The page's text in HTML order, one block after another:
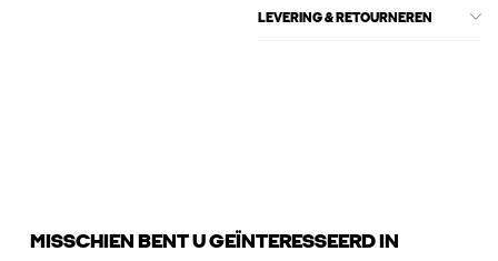
LEVERING & RETOURNEREN
MISSCHIEN BENT U GEÏNTERESSEERD IN